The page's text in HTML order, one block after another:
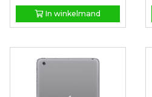
In winkelmand